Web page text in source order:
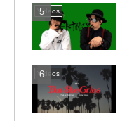
Videos
Videos